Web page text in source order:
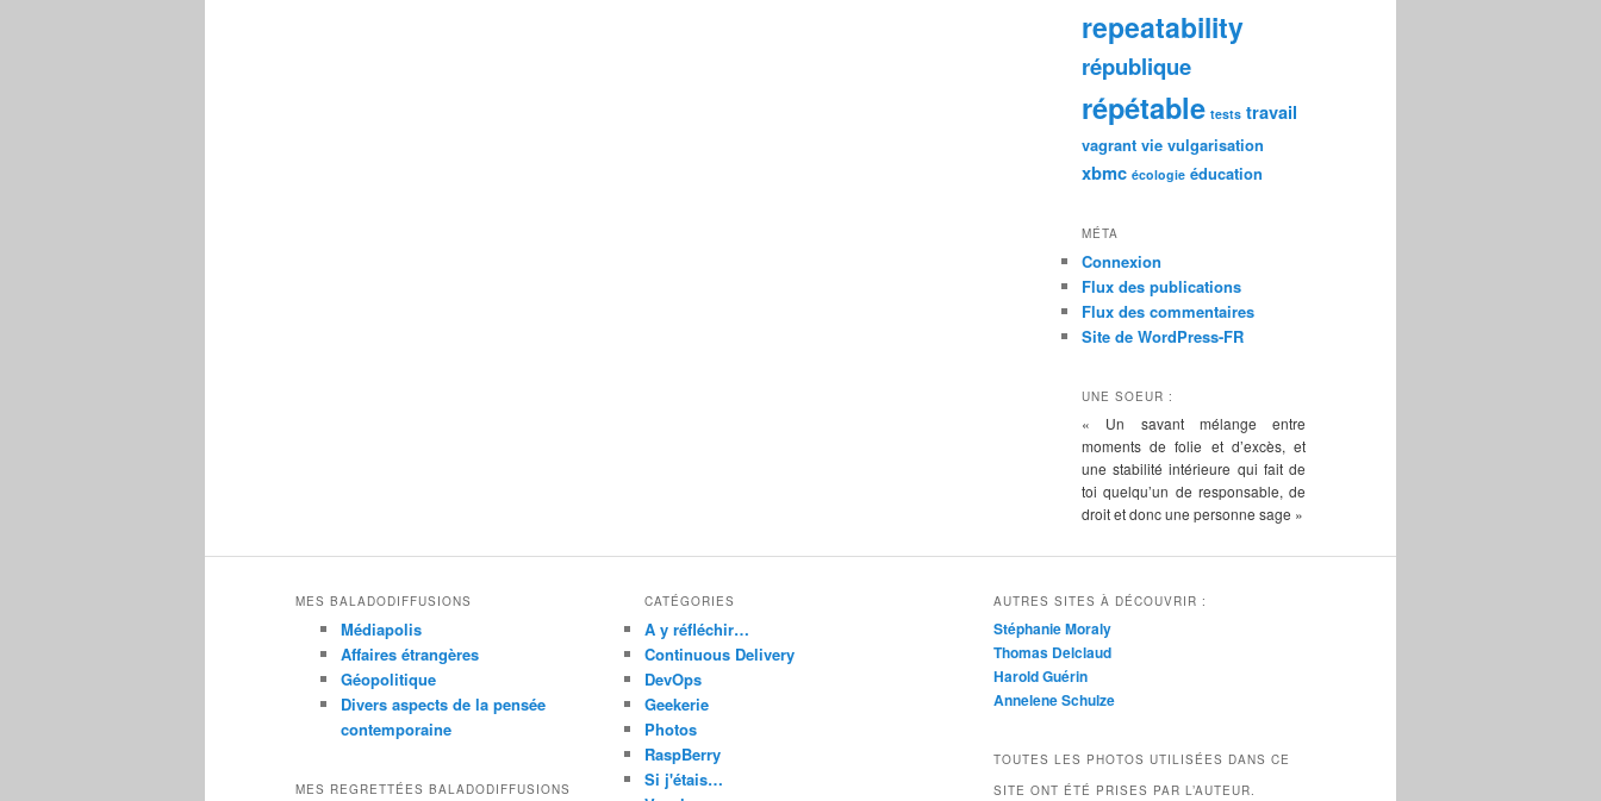
repeatability
république
répétable tests travail
vagrant vie vulgarisation
xbmc écologie éducation
MÉTA
Connexion
Flux des publications
Flux des commentaires
Site de WordPress-FR
UNE SOEUR :
« Un savant mélange entre
moments de folie et d’excès, et
une stabilité intérieure qui fait de
toi quelqu’un de responsable, de
droit et donc une personne sage »
MES BALADODIFFUSIONS
Médiapolis
Affaires étrangères
Géopolitique
Divers aspects de la pensée
contemporaine
MES REGRETTÉES BALADODIFFUSIONS
CATÉGORIES
A y réfléchir…
Continuous Delivery
DevOps
Geekerie
Photos
RaspBerry
Si j'étais…
AUTRES SITES À DÉCOUVRIR :
Stéphanie Moraly
Thomas Delclaud
Harold Guérin
Annelene Schulze
TOUTES LES PHOTOS UTILISÉES DANS CE
SITE ONT ÉTÉ PRISES PAR L’AUTEUR.